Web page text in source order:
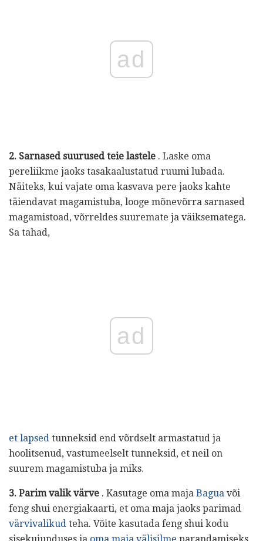
ad
2. Sarnased suurused teie lastele . Laske oma
pereliikme jaoks tasakaalustatud ruumi lubada.
Näiteks, kui vajate oma kasvava pere jaoks kahte
täiendavat magamistuba, looge mõnevõrra sarnased
magamistoad, võrreldes suuremate ja väiksematega.
Sa tahad,
ad
et lapsed tunneksid end võrdselt armastatud ja
hoolitsenud, vastumeelselt tunneksid, et neil on
suurem magamistuba ja miks.
3. Parim valik värve . Kasutage oma maja Bagua või
feng shui energiakaarti, et oma maja jaoks parimad
värvivalikud teha. Võite kasutada feng shui kodu